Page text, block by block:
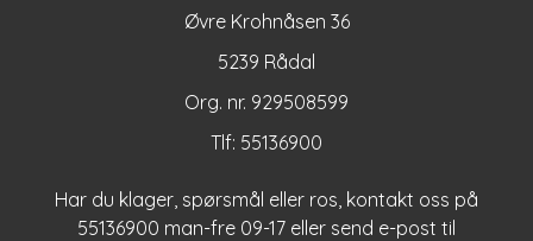
Øvre Krohnåsen 36
5239 Rådal
Org. nr. 929508599
Tlf: 55136900
Har du klager, spørsmål eller ros, kontakt oss på
55136900 man-fre 09-17 eller send e-post til